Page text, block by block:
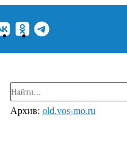
Архив: old.vos-mo.ru